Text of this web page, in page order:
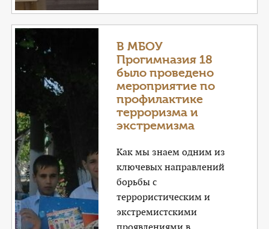
В МБОУ
Прогимназия 18
было проведено
мероприятие по
профилактике
терроризма и
экстремизма
Как мы знаем одним из
ключевых направлений
борьбы с
террористическим и
экстремистскими